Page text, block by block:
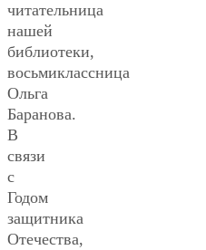
читательница
нашей
библиотеки,
восьмиклассница
Ольга
Баранова.
В
связи
с
Годом
защитника
Отечества,